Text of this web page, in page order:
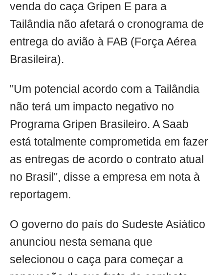
venda do caça Gripen E para a
Tailândia não afetará o cronograma de
entrega do avião à FAB (Força Aérea
Brasileira).
"Um potencial acordo com a Tailândia
não terá um impacto negativo no
Programa Gripen Brasileiro. A Saab
está totalmente comprometida em fazer
as entregas de acordo o contrato atual
no Brasil", disse a empresa em nota à
reportagem.
O governo do país do Sudeste Asiático
anunciou nesta semana que
selecionou o caça para começar a